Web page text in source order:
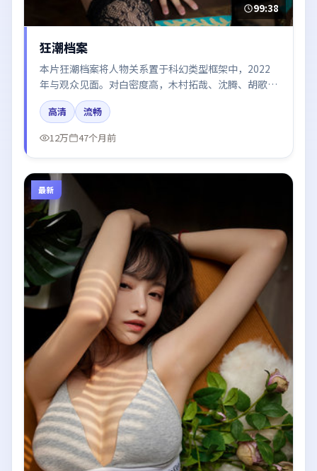
99:38
狂潮档案
本片狂潮档案将人物关系置于科幻类型框架中，2022
年与观众见面。对白密度高，木村拓哉、沈腾、胡歌、
咏梅的台词节奏值得关注；整体气质偏法国都市与冷色
调摄影。
高清
流畅
12万
47个月前
最新